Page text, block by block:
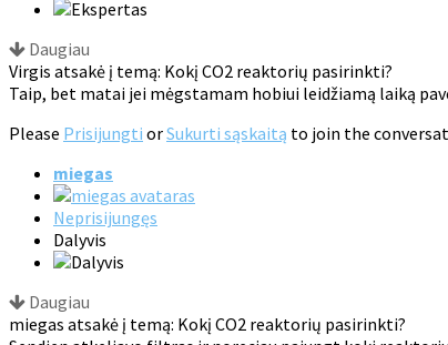
Daugiau
Virgis atsakė į temą: Kokį CO2 reaktorių pasirinkti?
Taip, bet matai jei mėgstamam hobiui leidžiamą laiką
Please Prisijungti orSukurti sąskaitą to join the
miegas
Neprisijungęs
Dalyvis
Daugiau
miegas atsakė į temą: Kokį CO2 reaktorių pasirinkti?